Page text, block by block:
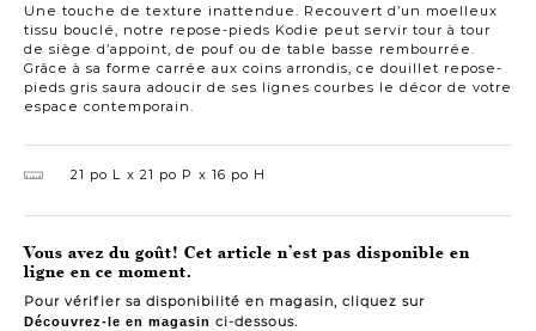
Une touche de texture inattendue. Recouvert d’un moelleux
tissu bouclé, notre repose-pieds Kodie peut servir tour à tour
de siège d’appoint, de pouf ou de table basse rembourrée.
Grâce à sa forme carrée aux coins arrondis, ce douillet repose-
pieds gris saura adoucir de ses lignes courbes le décor de votre
espace contemporain.
21 po L 21 po P 16 po H
Vous avez du goût! Cet article n’est pas disponible en
ligne en ce moment.
Pour vérifier sa disponibilité en magasin, cliquez sur
Découvrez-le en magasin ci-dessous.